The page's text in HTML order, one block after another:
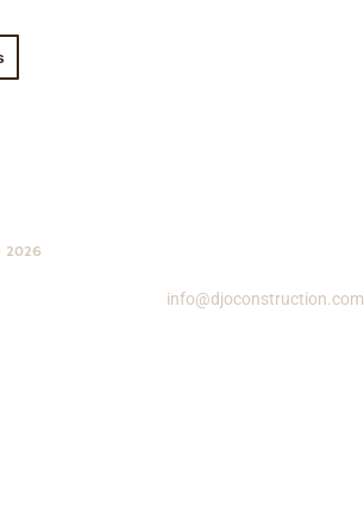
2026
info@djoconstruction.com